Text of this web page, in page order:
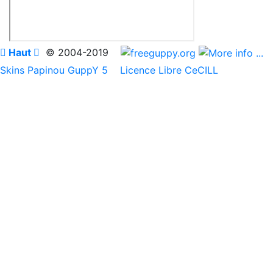
 Haut  © 2004-2019
Skins Papinou GuppY 5
Licence Libre CeCILL